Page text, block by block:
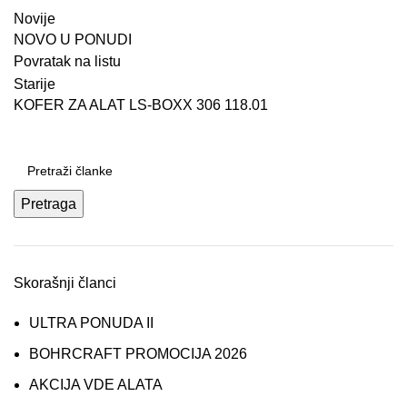
Novije
NOVO U PONUDI
Povratak na listu
Starije
KOFER ZA ALAT LS-BOXX 306 118.01
Pretraga
Skorašnji članci
ULTRA PONUDA II
BOHRCRAFT PROMOCIJA 2026
AKCIJA VDE ALATA